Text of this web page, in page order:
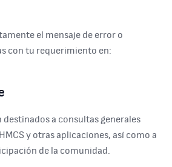
el mensaje de error o
con tu requerimiento en:
destinados a consultas generales
y otras aplicaciones, así como a
de la comunidad.